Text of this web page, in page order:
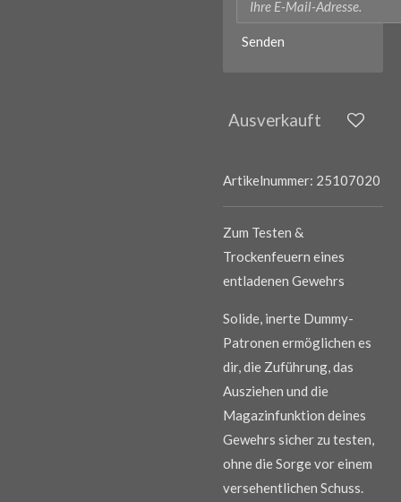
Senden
Ausverkauft
Artikelnummer: 25107020
Zum Testen &
Trockenfeuern eines
entladenen Gewehrs
Solide, inerte Dummy-
Patronen ermöglichen es
dir, die Zuführung, das
Ausziehen und die
Magazinfunktion deines
Gewehrs sicher zu testen,
ohne die Sorge vor einem
versehentlichen Schuss.